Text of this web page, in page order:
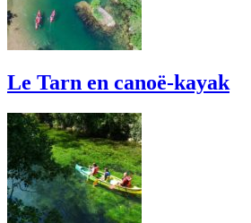
Le Tarn en canoë-kayak